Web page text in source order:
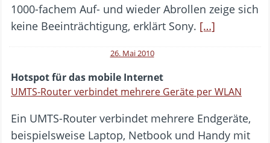
1000-fachem Auf- und wieder Abrollen zeige sich
keine Beeinträchtigung, erklärt Sony. […]
26. Mai 2010
Hotspot für das mobile Internet
UMTS-Router verbindet mehrere Geräte per WLAN
Ein UMTS-Router verbindet mehrere Endgeräte,
beispielsweise Laptop, Netbook und Handy mit